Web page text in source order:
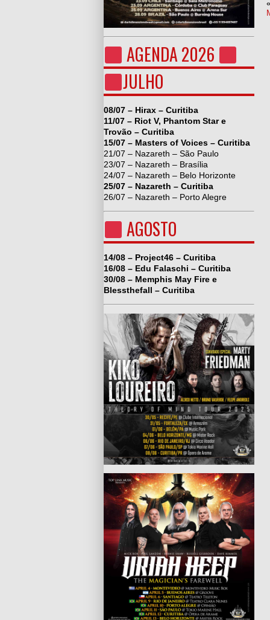
AGENDA 2026
JULHO
08/07 – Hirax – Curitiba
11/07 – Riot V, Phantom Star e
Trovão – Curitiba
15/07 – Masters of Voices – Curitiba
21/07 – Nazareth – São Paulo
23/07 – Nazareth – Brasília
24/07 – Nazareth – Belo Horizonte
25/07 – Nazareth – Curitiba
26/07 – Nazareth – Porto Alegre
AGOSTO
14/08 – Project46 – Curitiba
16/08 – Edu Falaschi – Curitiba
30/08 – Memphis May Fire e
Blessthefall – Curitiba